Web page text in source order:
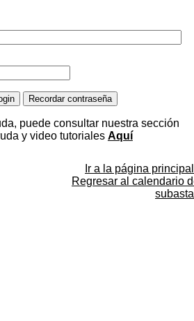
puede consultar nuestra sección
y video tutoriales Aquí
Ir a la página principal
Regresar al calendario